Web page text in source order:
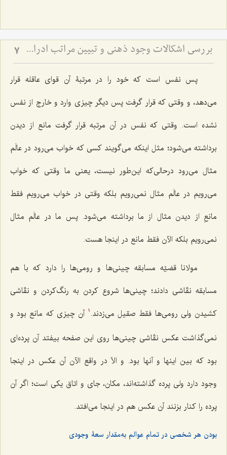
بررسی اشکالات وجود ذهنی و تبیین مراتب ادراکی - تحلیل جایگاه قوا و نسبت میان عالم ذهن و خارج 7
پس نفس است که خود را در مرتبۀ آن قواى عاقله قرار
مى‌دهد، و وقتى که قرار گرفت پس دیگر چیزى وارد و خارج از نفس
نشده است. وقتى که نفس در آن مرتبه قرار گرفت مانع از دیدن
برداشته می‌شود؛ مثل اینکه مى‌گویند کسى که خواب مى‌رود در عالَم
مثال مى‌رود درحالی‌که این‌طور نیست، یعنی ما وقتى که خواب
مى‌رویم در عالَم مثال نمى‌رویم بلکه وقتى در خواب مى‌رویم فقط
مانعِ از دیدن مثال از ما برداشته مى‌شود. پس ما در عالَم مثال
نمى‌رویم بلکه الآن فقط مانع در اینجا هست.
مولانا قضیّه مسابقه چینى‌ها و رومی‌ها را دارد که با هم
مسابقه نقّاشى دادند؛ چینى‌ها شروع کردن به رنگ‌کردن و نقّاشى
کشیدن ولی رومی‌ها فقط صقیل مى‌زدند. 1 آن چیزی که مانع بود و
نمى‌گذاشت عکس نقّاشی چینی‌ها روى این صفحه بیفتد آن پرده‌اى
بود که بین اینها و آنها بود. و الاّ در واقع الآن آن عکس در اینجا
وجود دارد ولى پرده گذاشته‌اند، مکان، جای و اتاق یکى است؛ اگر آن
پرده را کنار بزنند آن عکس هم در اینجا مى‌افتد.
بودن هر شخصی در تمام عوالم به‌مقدار سعۀ وجودی